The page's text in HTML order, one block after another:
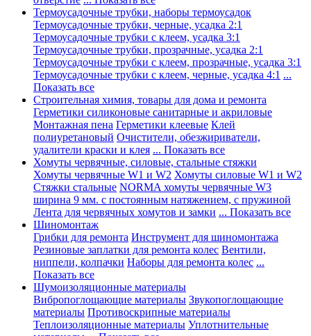
Термоусадочные трубки, наборы термоусадок
Термоусадочные трубки, черные, усадка 2:1
Термоусадочные трубки с клеем, усадка 3:1
Термоусадочные трубки, прозрачные, усадка 2:1
Термоусадочные трубки с клеем, прозрачные, усадка 3:1
Термоусадочные трубки с клеем, черные, усадка 4:1 ...
Показать все
Строительная химия, товары для дома и ремонта
Герметики силиконовые санитарные и акриловые
Монтажная пена Герметики клеевые Клей
полиуретановый Очистители, обезжириватели,
удалители краски и клея ... Показать все
Хомуты червячные, силовые, стальные стяжки
Хомуты червячные W1 и W2 Хомуты силовые W1 и W2
Стяжки стальные NORMA хомуты червячные W3
ширина 9 мм. с постоянным натяжением, с пружиной
Лента для червячных хомутов и замки ... Показать все
Шиномонтаж
Грибки для ремонта Инструмент для шиномонтажа
Резиновые заплатки для ремонта колес Вентили,
ниппели, колпачки Наборы для ремонта колес ...
Показать все
Шумоизоляционные материалы
Вибропоглощающие материалы Звукопоглощающие
материалы Противоскрипные материалы
Теплоизоляционные материалы Уплотнительные